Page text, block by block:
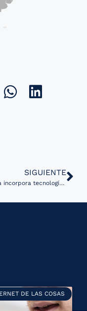
SIGUIENTE
Bolivia incorpora tecnología biomédica avanzada para fortalecer la teleconsulta clínica
DE LAS COSAS